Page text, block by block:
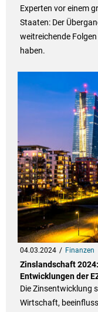
Experten vor einem
Staaten: Der
weitreichende
haben.
04.03.2024 Finanzen
Zinslandschaft
Entwicklungen der
Die Zinsentwicklung
Wirtschaft,